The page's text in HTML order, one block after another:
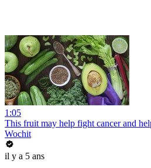
1:05
This fruit may help fight cancer and
Wochit
il y a 5 ans